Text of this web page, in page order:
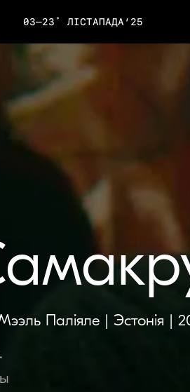
03–23˚ ЛІСТАПАДА’25
Паліяле | Эстонія |